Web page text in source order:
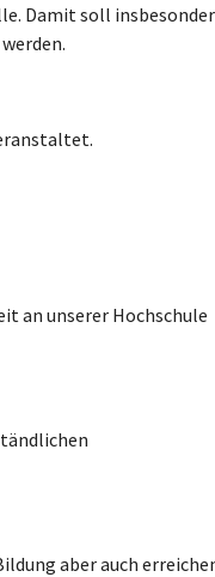
Damit soll
an unserer Hochschule
aber auch